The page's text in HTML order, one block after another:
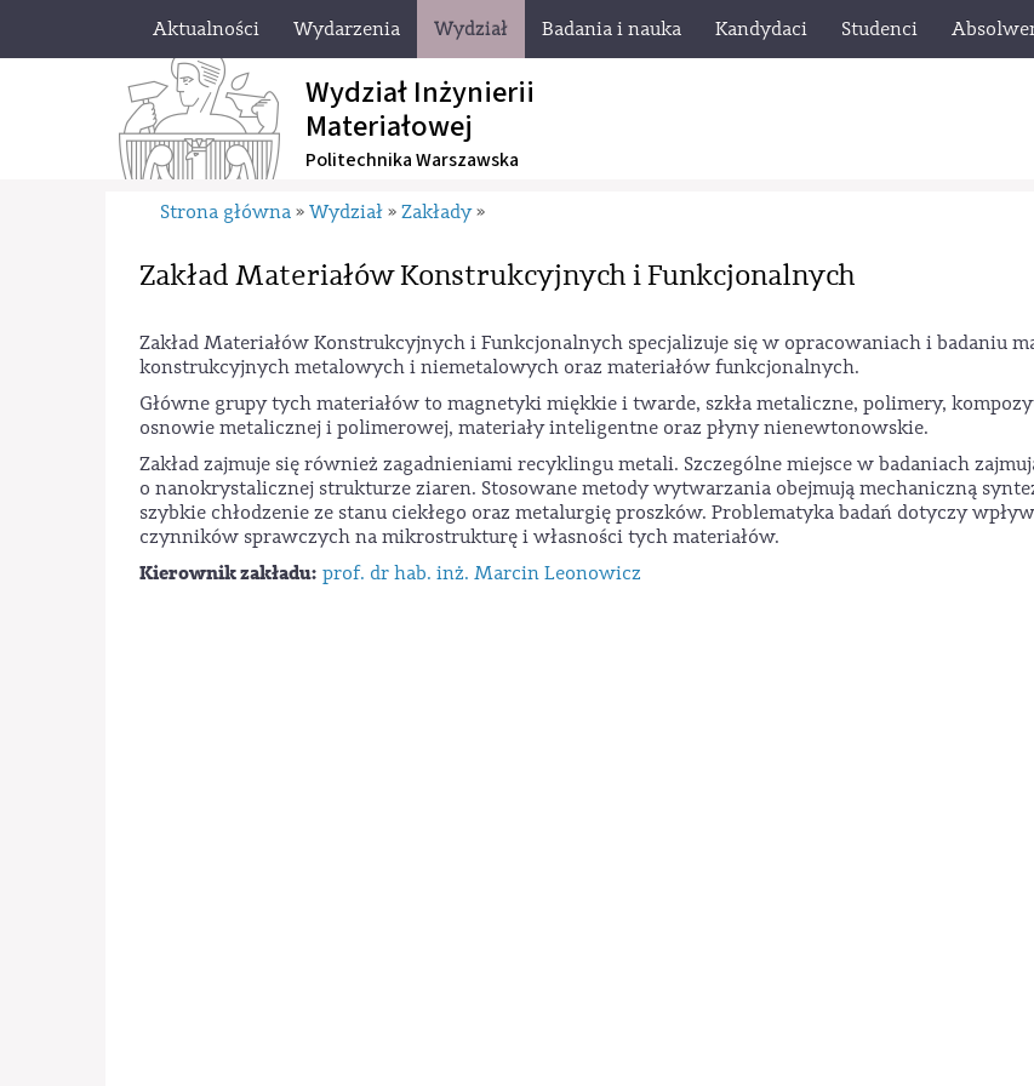
Aktualności Wydarzenia Wydział Badania i nauka Kandydaci Studenci
Wydział Inżynierii
Materiałowej
Politechnika Warszawska
Strona główna » Wydział » Zakłady »
Zakład Materiałów Konstrukcyjnych i Funkcjonalnych
Zakład Materiałów Konstrukcyjnych i Funkcjonalnych specjalizuje się w opracowaniach i badaniu
konstrukcyjnych metalowych i niemetalowych oraz materiałów funkcjonalnych.
Główne grupy tych materiałów to magnetyki miękkie i twarde, szkła metaliczne, polimery,
osnowie metalicznej i polimerowej, materiały inteligentne oraz płyny nienewtonowskie.
Zakład zajmuje się również zagadnieniami recyklingu metali. Szczególne miejsce w badaniach
o nanokrystalicznej strukturze ziaren. Stosowane metody wytwarzania obejmują mechaniczną
szybkie chłodzenie ze stanu ciekłego oraz metalurgię proszków. Problematyka badań dotyczy
czynników sprawczych na mikrostrukturę i własności tych materiałów.
Kierownik zakładu: prof. dr hab. inż. Marcin Leonowicz